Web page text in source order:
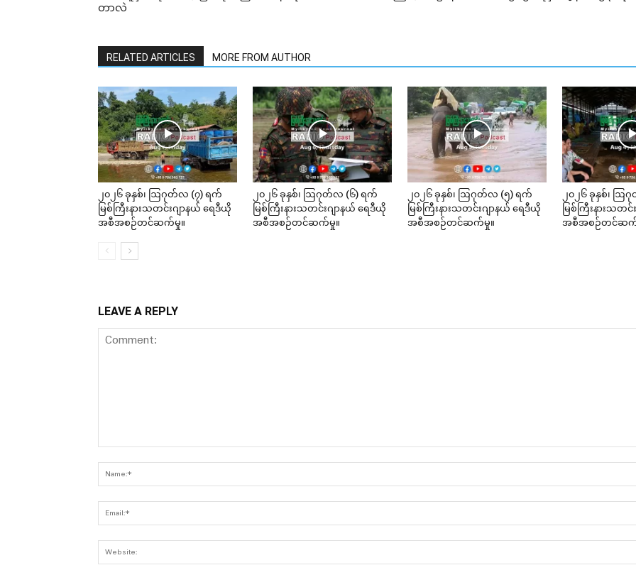
တာလဲ
RELATED ARTICLES MORE FROM AUTHOR
၂၀၂၆ ခုနှစ်၊ ဩဂုတ်လ (၇) ရက်
မြစ်ကြီးနားသတင်းဂျာနယ် ရေဒီယို
အစီအစဉ်တင်ဆက်မှု။
၂၀၂၆ ခုနှစ်၊ ဩဂုတ်လ (၆) ရက်
မြစ်ကြီးနားသတင်းဂျာနယ် ရေဒီယို
အစီအစဉ်တင်ဆက်မှု။
၂၀၂၆ ခုနှစ်၊ ဩဂုတ်လ (၅) ရက်
မြစ်ကြီးနားသတင်းဂျာနယ် ရေဒီယို
အစီအစဉ်တင်ဆက်မှု။
၂၀၂၆ ခုနှစ်၊ ဩ
မြစ်ကြီးနားသတ
အစီအစဉ်တင်ဆက်
LEAVE A REPLY